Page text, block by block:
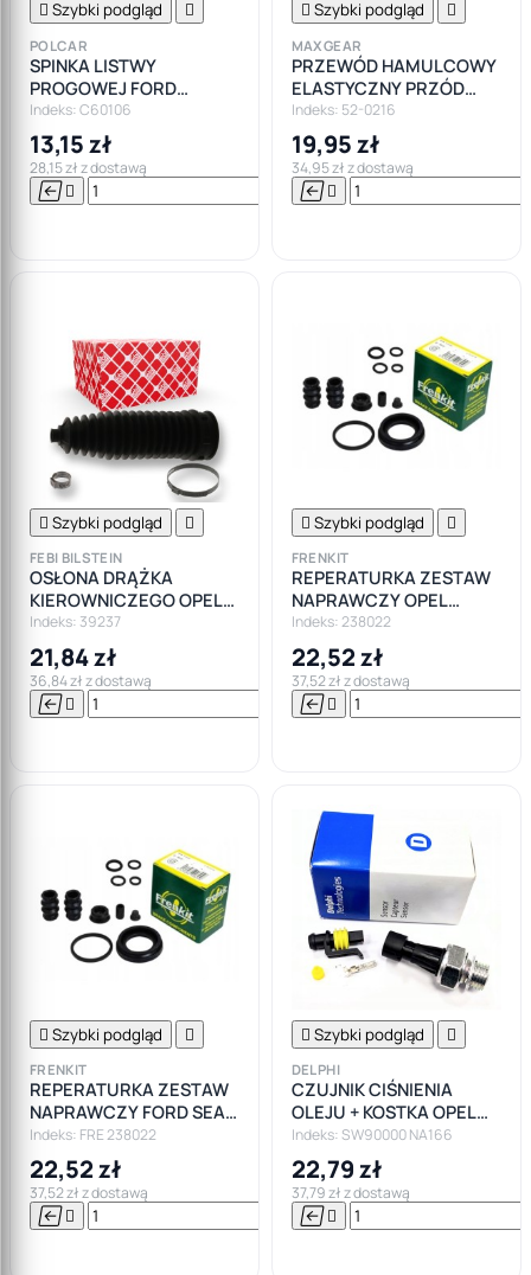
 Szybki podgląd 
POLCAR
SPINKA LISTWY
PROGOWEJ FORD
MONDEO MK1 MK2 MK3
MK4
Indeks: C60106
13,15 zł
28,15 zł z dostawą
  

 Szybki podgląd 
MAXGEAR
PRZEWÓD HAMULCOWY
ELASTYCZNY PRZÓD
OPEL CORSA D FIAT
GRANDE PUNTO
Indeks: 52-0216
19,95 zł
34,95 zł z dostawą
 
 Szybki podgląd 
FEBI BILSTEIN
OSŁONA DRĄŻKA
KIEROWNICZEGO OPEL
CORSA D FORD FIESTA VI
VII
Indeks: 39237
21,84 zł
36,84 zł z dostawą
  

 Szybki podgląd 
FRENKIT
REPERATURKA ZESTAW
NAPRAWCZY OPEL
ZAFIRA ASTRA G H
Indeks: 238022
22,52 zł
37,52 zł z dostawą
 
 Szybki podgląd 
FRENKIT
REPERATURKA ZESTAW
NAPRAWCZY FORD SEAT
AUDI VW 38m
Indeks: FRE 238022
22,52 zł
37,52 zł z dostawą
  

 Szybki podgląd 
DELPHI
CZUJNIK CIŚNIENIA
OLEJU + KOSTKA OPEL
2.0 CDTI
Indeks: SW90000 NA166
22,79 zł
37,79 zł z dostawą
 